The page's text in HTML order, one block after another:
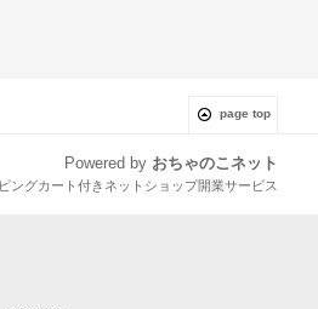
page top
Powered by おちゃのこネット
ングカート付きネットショップ開業サービス